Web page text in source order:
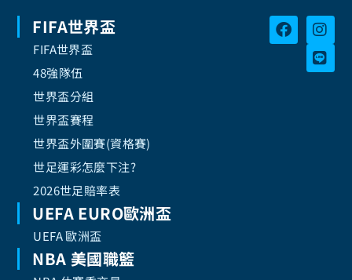
FIFA世界盃
FIFA世界盃
48強隊伍
世界盃分組
世界盃賽程
世界盃外圍賽(資格賽)
世足運彩怎麼下注?
2026世足賠率表
UEFA EURO歐洲盃
UEFA 歐洲盃
NBA 美國職籃